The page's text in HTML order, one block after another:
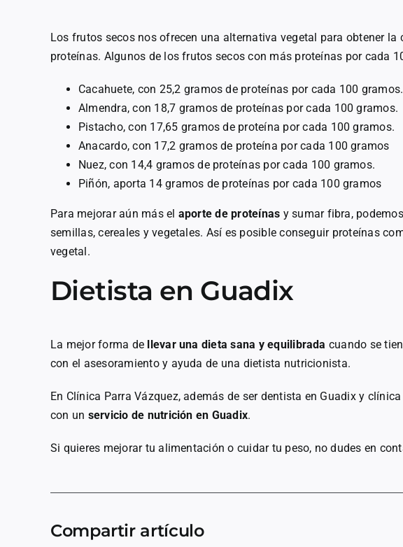
Los frutos secos nos ofrecen una alternativa vegetal para obtener
proteínas. Algunos de los frutos secos con más proteínas por cada
Cacahuete, con 25,2 gramos de proteínas por cada 100 gramos.
Almendra, con 18,7 gramos de proteínas por cada 100 gramos.
Pistacho, con 17,65 gramos de proteína por cada 100 gramos.
Anacardo, con 17,2 gramos de proteína por cada 100 gramos
Nuez, con 14,4 gramos de proteínas por cada 100 gramos.
Piñón, aporta 14 gramos de proteínas por cada 100 gramos
Para mejorar aún más el aporte de proteínas y sumar fibra,
semillas, cereales y vegetales. Así es posible conseguir proteínas
vegetal.
Dietista en Guadix
La mejor forma de llevar una dieta sana y equilibrada cuando se
con el asesoramiento y ayuda de una dietista nutricionista.
En Clínica Parra Vázquez, además de ser dentista en Guadix y
con un servicio de nutrición en Guadix.
Si quieres mejorar tu alimentación o cuidar tu peso, no dudes en
Compartir artículo